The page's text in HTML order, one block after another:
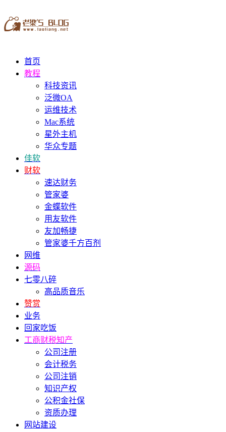
首页
教程
科技资讯
泛微OA
运维技术
Mac系统
星外主机
华众专题
佳软
财软
速达财务
管家婆
金蝶软件
用友软件
友加畅捷
管家婆千方百剂
网维
源码
七零八碎
高品质音乐
赞赏
业务
回家吃饭
工商财税知产
公司注册
会计税务
公司注销
知识产权
公积金社保
资质办理
网站建设